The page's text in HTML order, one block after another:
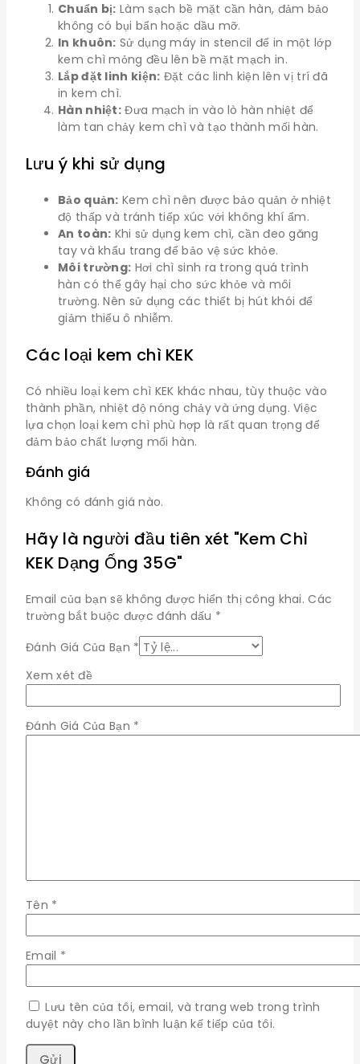
Chuẩn bị: Làm sạch bề mặt cần hàn, đảm bảo
không có bụi bẩn hoặc dầu mỡ.
In khuôn: Sử dụng máy in stencil để in một lớp
kem chì mỏng đều lên bề mặt mạch in.
Lắp đặt linh kiện: Đặt các linh kiện lên vị trí đã
in kem chì.
Hàn nhiệt: Đưa mạch in vào lò hàn nhiệt để
làm tan chảy kem chì và tạo thành mối hàn.
Lưu ý khi sử dụng
Bảo quản: Kem chì nên được bảo quản ở nhiệt
độ thấp và tránh tiếp xúc với không khí ẩm.
An toàn: Khi sử dụng kem chì, cần đeo găng
tay và khẩu trang để bảo vệ sức khỏe.
Môi trường: Hơi chì sinh ra trong quá trình
hàn có thể gây hại cho sức khỏe và môi
trường. Nên sử dụng các thiết bị hút khói để
giảm thiểu ô nhiễm.
Các loại kem chì KEK
Có nhiều loại kem chì KEK khác nhau, tùy thuộc vào
thành phần, nhiệt độ nóng chảy và ứng dụng. Việc
lựa chọn loại kem chì phù hợp là rất quan trọng để
đảm bảo chất lượng mối hàn.
Đánh giá
Không có đánh giá nào.
Hãy là người đầu tiên xét "Kem Chì
KEK Dạng Ống 35G"
Email của bạn sẽ không được hiển thị công khai. Các
trường bắt buộc được đánh dấu *
Đánh Giá Của Bạn *
Xem xét đề
Đánh Giá Của Bạn *
Tên *
Email *
Lưu tên của tôi, email, và trang web trong trình
duyệt này cho lần bình luận kế tiếp của tôi.